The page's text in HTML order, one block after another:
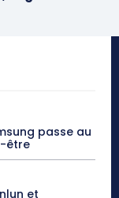
passe au
être
et